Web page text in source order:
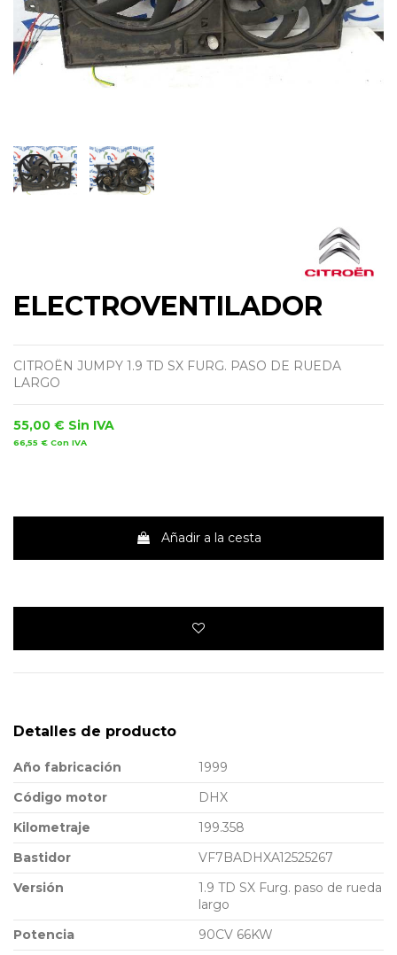
ELECTROVENTILADOR
CITROËN JUMPY 1.9 TD SX FURG. PASO DE RUEDA
LARGO
55,00 € Sin IVA
66,55 € Con IVA
Añadir a la cesta
Detalles de producto
Año fabricación
1999
Código motor
DHX
Kilometraje
199.358
Bastidor
VF7BADHXA12525267
Versión
1.9 TD SX Furg. paso de rueda
largo
Potencia
90CV 66KW